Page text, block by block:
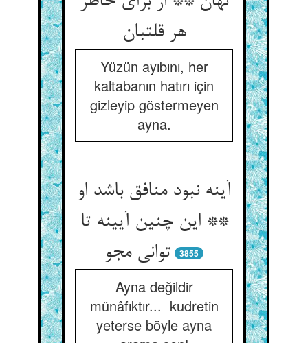
هر قلتبان
Yüzün ayıbını, her
kaltabanın hatırı için
gizleyip göstermeyen
ayna.
آینه نبود منافق باشد او
** این چنین آیینه تا
توانی مجو
3855
Ayna değildir
münâfıktır... kudretin
yeterse böyle ayna